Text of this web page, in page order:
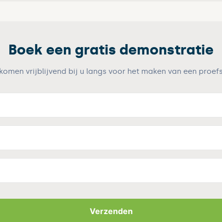
Boek een gratis demonstratie
vrijblijvend bij u langs voor het maken van een